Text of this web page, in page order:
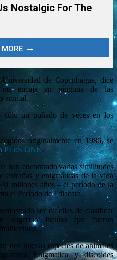
de Copenhague, dice
no encaja en ninguna de las
animal.
sólo un puñado de veces en los
originalmente en 1986, se
PLoS ONE.
han encontrado varias similitudes
extrañas y enigmáticas de la vida
millones años – el período de la
el Período de Ediacara.
ser difíciles de clasificar
sugerido incluso que fueron
dos nuevas especies de animales
Enigmatica y discoides